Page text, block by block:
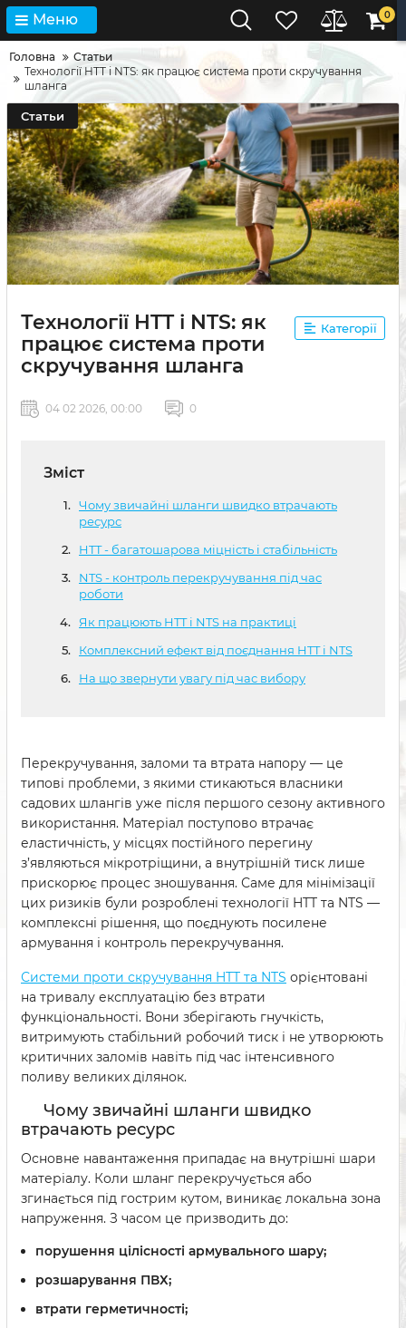
Меню 0
Головна
Статьи
Технології HTT і NTS: як працює система проти скручування
шланга
Статьи
Технології HTT і NTS: як
працює система проти
скручування шланга
Категорії
04 02 2026, 00:00 0
Зміст
Чому звичайні шланги швидко втрачають
ресурс
HTT - багатошарова міцність і стабільність
NTS - контроль перекручування під час
роботи
Як працюють HTT і NTS на практиці
Комплексний ефект від поєднання HTT і NTS
На що звернути увагу під час вибору
Перекручування, заломи та втрата напору — це
типові проблеми, з якими стикаються власники
садових шлангів уже після першого сезону активного
використання. Матеріал поступово втрачає
еластичність, у місцях постійного перегину
з’являються мікротріщини, а внутрішній тиск лише
прискорює процес зношування. Саме для мінімізації
цих ризиків були розроблені технології HTT та NTS —
комплексні рішення, що поєднують посилене
армування і контроль перекручування.
Системи проти скручування HTT та NTS орієнтовані
на тривалу експлуатацію без втрати
функціональності. Вони зберігають гнучкість,
витримують стабільний робочий тиск і не утворюють
критичних заломів навіть під час інтенсивного
поливу великих ділянок.
Чому звичайні шланги швидко
втрачають ресурс
Основне навантаження припадає на внутрішні шари
матеріалу. Коли шланг перекручується або
згинається під гострим кутом, виникає локальна зона
напруження. З часом це призводить до:
порушення цілісності армувального шару;
розшарування ПВХ;
втрати герметичності;